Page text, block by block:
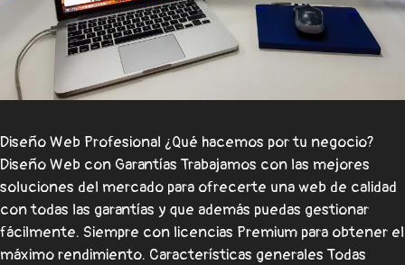
Diseño Web Profesional ¿Qué hacemos por tu negocio?
Diseño Web con Garantías Trabajamos con las mejores
soluciones del mercado para ofrecerte una web de calidad
con todas las garantías y que además puedas gestionar
fácilmente. Siempre con licencias Premium para obtener el
máximo rendimiento. Características generales Todas